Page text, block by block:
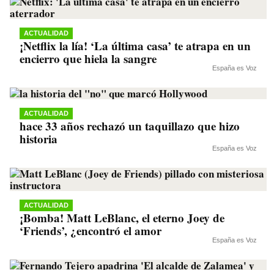
ACTUALIDAD
¡Netflix la lía! ‘La última casa’ te atrapa en un
encierro que hiela la sangre
España es Voz
ACTUALIDAD
hace 33 años rechazó un taquillazo que hizo
historia
España es Voz
ACTUALIDAD
¡Bomba! Matt LeBlanc, el eterno Joey de
‘Friends’, ¿encontró el amor
España es Voz